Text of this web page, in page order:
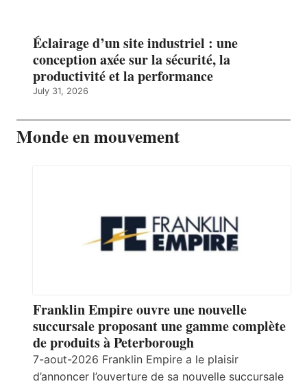
Éclairage d’un site industriel : une
conception axée sur la sécurité, la
productivité et la performance
July 31, 2026
Monde en mouvement
Franklin Empire ouvre une nouvelle
succursale proposant une gamme complète
de produits à Peterborough
7-aout-2026 Franklin Empire a le plaisir
d’annoncer l’ouverture de sa nouvelle succursale